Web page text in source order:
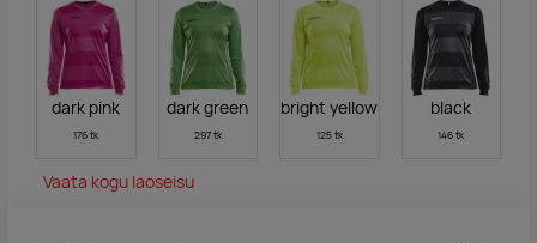
dark pink
176 tk
dark green
297 tk
bright yellow
125 tk
black
146 tk
Vaata kogu laoseisu